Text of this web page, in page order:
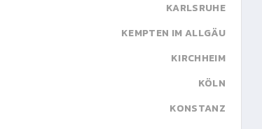
KARLSRUHE
KEMPTEN IM ALLGÄU
KIRCHHEIM
KÖLN
KONSTANZ